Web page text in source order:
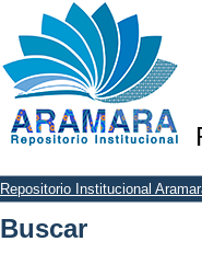
Buscar
Repositorio Institucional
Buscar